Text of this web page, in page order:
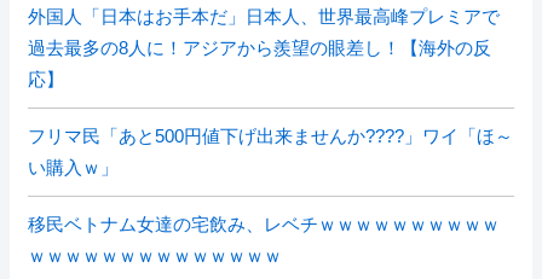
外国人「日本はお手本だ」日本人、世界最高峰プレミアで
過去最多の8人に！アジアから羨望の眼差し！【海外の反
応】
フリマ民「あと500円値下げ出来ませんか????」ワイ「ほ～
い購入ｗ」
移民ベトナム女達の宅飲み、レベチｗｗｗｗｗｗｗｗｗｗ
ｗｗｗｗｗｗｗｗｗｗｗｗｗｗ